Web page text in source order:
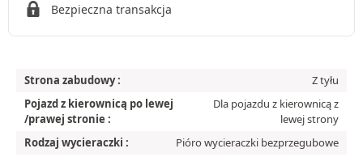
Bezpieczna transakcja
Strona zabudowy :
Z tyłu
Pojazd z kierownicą po lewej
/prawej stronie :
Dla pojazdu z kierownicą z
lewej strony
Rodzaj wycieraczki :
Pióro wycieraczki bezprzegubowe